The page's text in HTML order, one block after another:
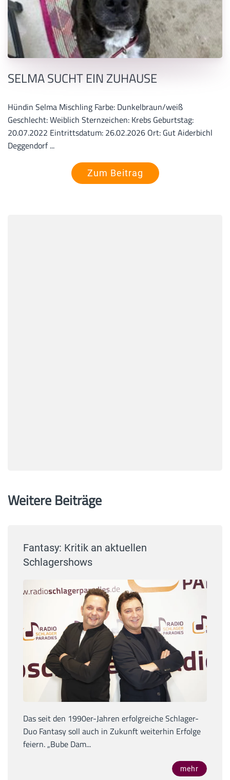
SELMA SUCHT EIN ZUHAUSE
Hündin Selma Mischling Farbe: Dunkelbraun/weiß
Geschlecht: Weiblich Sternzeichen: Krebs Geburtstag:
20.07.2022 Eintrittsdatum: 26.02.2026 Ort: Gut Aiderbichl
Deggendorf ...
Zum Beitrag
Weitere Beiträge
Fantasy: Kritik an aktuellen
Schlagershows
Das seit den 1990er-Jahren erfolgreiche Schlager-
Duo Fantasy soll auch in Zukunft weiterhin Erfolge
feiern. „Bube Dam...
mehr